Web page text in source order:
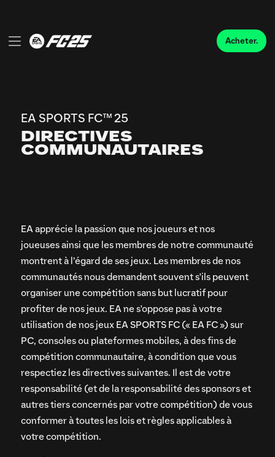
EA apprécie la passion que nos joueurs et nos
joueuses ainsi que les membres de notre communauté
montrent à l’égard de ses jeux. Les membres de nos
communautés nous demandent souvent s'ils peuvent
organiser une compétition sans but lucratif pour
profiter de nos jeux. EA ne s'oppose pas à votre
utilisation de nos jeux EA SPORTS FC (« EA FC ») sur
PC, consoles ou plateformes mobiles, à des fins de
compétition communautaire, à condition que vous
respectiez les directives suivantes. Il est de votre
responsabilité (et de la responsabilité des sponsors et
autres tiers concernés par votre compétition) de vous
conformer à toutes les lois et règles applicables à
votre compétition.